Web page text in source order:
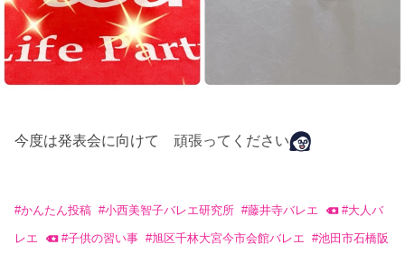
今度は発表会に向けて 頑張ってください
#かんたん投稿 #小西美智子バレエ研究所 #藤井寺バレエ #大人バ
レエ #子供の習い事 #旭区千林大宮今市会館バレエ #池田市石橋阪